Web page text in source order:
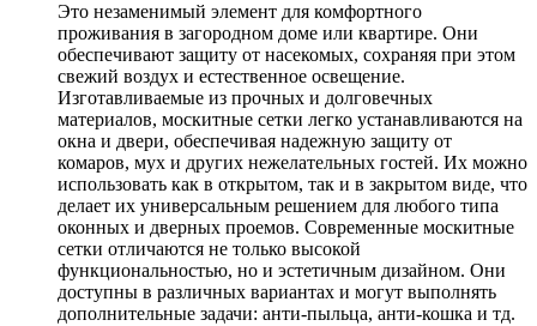
Это незаменимый элемент для комфортного
проживания в загородном доме или квартире. Они
обеспечивают защиту от насекомых, сохраняя при этом
свежий воздух и естественное освещение.
Изготавливаемые из прочных и долговечных
материалов, москитные сетки легко устанавливаются на
окна и двери, обеспечивая надежную защиту от
комаров, мух и других нежелательных гостей. Их можно
использовать как в открытом, так и в закрытом виде, что
делает их универсальным решением для любого типа
оконных и дверных проемов. Современные москитные
сетки отличаются не только высокой
функциональностью, но и эстетичным дизайном. Они
доступны в различных вариантах и могут выполнять
дополнительные задачи: анти-пыльца, анти-кошка и тд.